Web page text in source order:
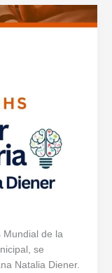
Mundial de la
se
Natalia Diener.